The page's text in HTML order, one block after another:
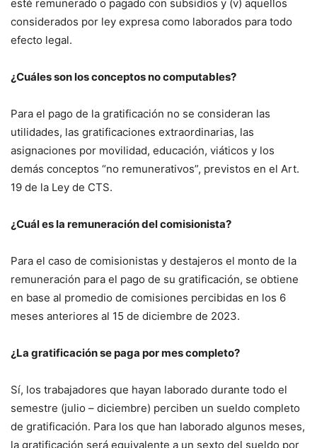
esté remunerado o pagado con subsidios y (v) aquellos
considerados por ley expresa como laborados para todo
efecto legal.
¿Cuáles son los conceptos no computables?
Para el pago de la gratificación no se consideran las
utilidades, las gratificaciones extraordinarias, las
asignaciones por movilidad, educación, viáticos y los
demás conceptos “no remunerativos”, previstos en el Art.
19 de la Ley de CTS.
¿Cuál es la remuneración del comisionista?
Para el caso de comisionistas y destajeros el monto de la
remuneración para el pago de su gratificación, se obtiene
en base al promedio de comisiones percibidas en los 6
meses anteriores al 15 de diciembre de 2023.
¿La gratificación se paga por mes completo?
Sí, los trabajadores que hayan laborado durante todo el
semestre (julio – diciembre) perciben un sueldo completo
de gratificación. Para los que han laborado algunos meses,
la gratificación será equivalente a un sexto del sueldo por